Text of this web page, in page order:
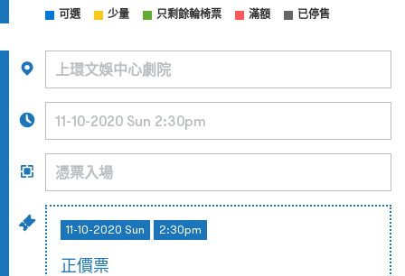
可選 少量 只剩餘輪椅票 滿額 已停售
11-10-2020 Sun 2:30pm
正價票